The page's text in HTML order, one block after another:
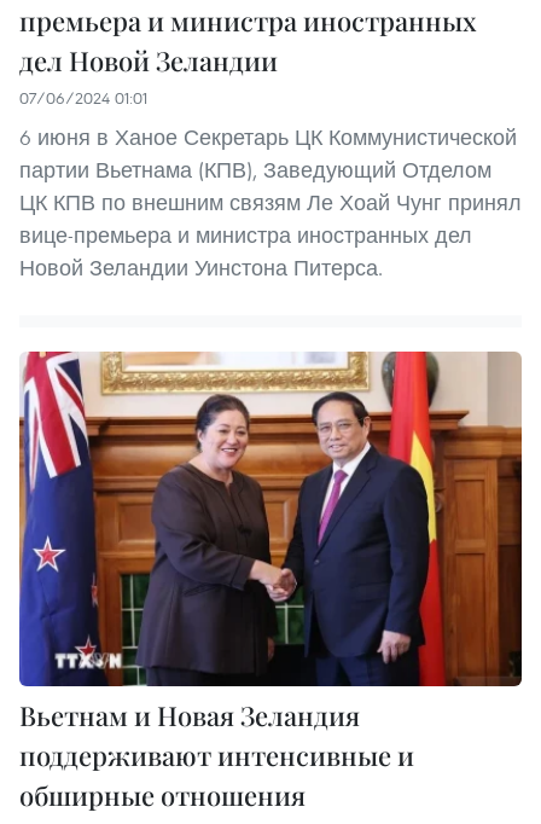
премьера и министра иностранных
дел Новой Зеландии
07/06/2024 01:01
6 июня в Ханое Секретарь ЦК Коммунистической
партии Вьетнама (КПВ), Заведующий Отделом
ЦК КПВ по внешним связям Ле Хоай Чунг принял
вице-премьера и министра иностранных дел
Новой Зеландии Уинстона Питерса.
Вьетнам и Новая Зеландия
поддерживают интенсивные и
обширные отношения